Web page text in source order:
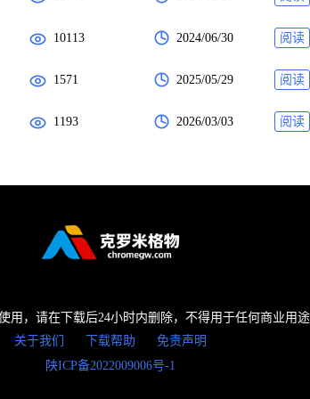
10113 2024/06/30 阅读
1571 2025/05/29 阅读
1193 2026/03/03 阅读
用，请在下载后24小时内删除，不得用于任何商业用途
关于我们
下载帮助
免责声明
陕ICP备2022009006号-1